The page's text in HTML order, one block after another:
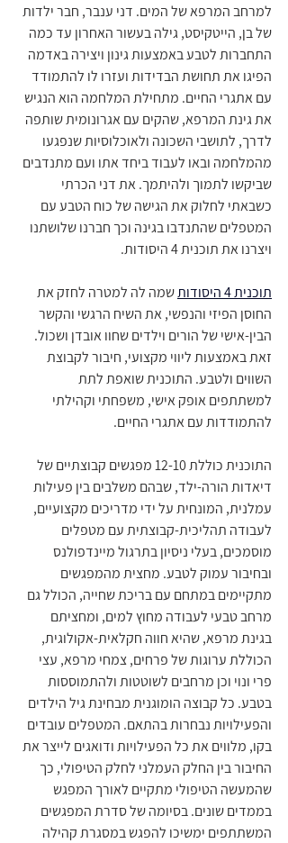
למרחב המרפא של המים. דני ענבר, חבר ילדות
של בן, הייטקיסט, גילה בעשור האחרון עד כמה
התחברות לטבע באמצעות גינון ויצירה באדמה
הפיגו את תחושת הבדידות ועזרו לו להתמודד
עם אתגרי החיים. מתחילת המלחמה הוא הנגיש
את גינת המרפא, שהקים עם אגרונומית שותפה
לדרך, לתושבי השכונה ולאוכלוסיות שנפגעו
מהמלחמה ובאו לעבוד ביחד אתו ועם מתנדבים
שביקשו לתמוך ולהיתמך. את דני הכרתי
כשבאתי לחלוק את הגישה של כוח הטבע עם
המטפלים שהתנדבו בגינה וכך חברנו שלושתנו
ויצרנו את תוכנית 4 היסודות.
תוכנית 4 היסודות
שמה לה למטרה לחזק את
החוסן הפיזי והנפשי, את השיח הרגשי והקשר
הבין-אישי של הורים וילדים שחוו אובדן ושכול.
זאת באמצעות ליווי מקצועי, חיבור לקבוצת
השווים ולטבע. התוכנית שואפת לתת
למשתתפים אופק אישי, משפחתי וקהילתי
להתמודדות עם אתגרי החיים.
התוכנית כוללת 12-10 מפגשים קבוצתיים של
דיאדות הורה-ילד, שבהם משלבים בין פעילות
עמלנית, המונחית על ידי מדריכים מקצועיים,
לעבודה תהליכית-קבוצתית עם מטפלים
מוסמכים, בעלי ניסיון בתרגול מיינדפולנס
ובחיבור עמוק לטבע. מחצית מהמפגשים
מתקיימים במתחם עם בריכת שחייה, הכולל גם
מרחב טבעי לעבודה מחוץ למים, ומחציתם
בגינת מרפא, שהיא חווה חקלאית-אקולוגית,
הכוללת ערוגות של פרחים, צמחי מרפא, עצי
פרי ונוי וכן מרחבים לשוטטות ולהתמוססות
בטבע. כל קבוצה הומוגנית מבחינת גיל הילדים
והפעילויות נבחרות בהתאם. המטפלים עובדים
בקו, מלווים את כל הפעילויות ודואגים לייצר את
החיבור בין החלק העמלני לחלק הטיפולי, כך
שהמעשה הטיפולי מתקיים לאורך המפגש
בממדים שונים. בסיומה של סדרת המפגשים
המשתתפים ימשיכו להפגש במסגרת קהילה